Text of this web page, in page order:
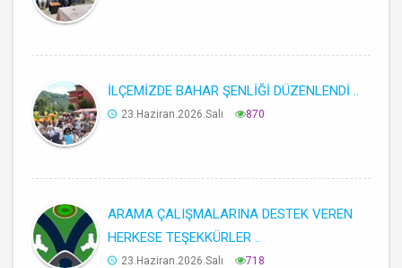
İLÇEMİZDE BAHAR ŞENLİĞİ DÜZENLENDİ ..
23.Haziran.2026.Salı 870
ARAMA ÇALIŞMALARINA DESTEK VEREN
HERKESE TEŞEKKÜRLER ..
23.Haziran.2026.Salı 718